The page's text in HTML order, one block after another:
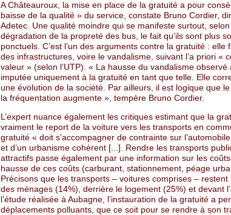
A Châteauroux, la mise en place de la gratuité a pour
baisse de la qualité » du service, constate Bruno Cordier,
Adetec. Une qualité moindre qui se manifeste surtout,
dégradation de la propreté des bus, le fait qu’ils sont plus
ponctuels. C’est l’un des arguments contre la gratuité : elle
des infrastructures, voire le vandalisme, suivant l’a priori «
valeur » (selon l’UTP). « La hausse du vandalisme
imputée uniquement à la gratuité en tant que telle. Elle
une évolution de la société. Par ailleurs, il est logique que
la fréquentation augmente », tempère Bruno Cordier.
L’expert nuance également les critiques estimant que la
vraiment le report de la voiture vers les transports en
gratuité « doit s’accompagner de contrainte sur
et d’un urbanisme cohérent [...]. Rendre les transports
attractifs passe également par une information sur les
hausse de ces coûts (carburant, stationnement, péage
Précisons que les transports – voitures comprises –
des ménages (14%), derrière le logement (25%) et devant
l’étude réalisée à Aubagne, l’instauration de la gratuité a
déplacements polluants, que ce soit pour se rendre à son